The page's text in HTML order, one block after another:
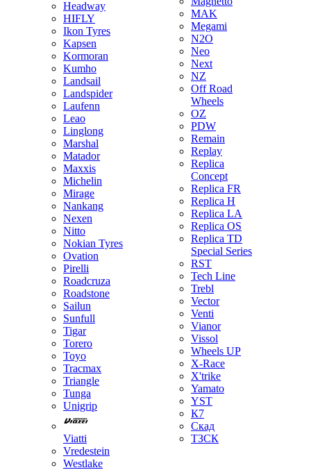
Headway
HIFLY
Ikon Tyres
Kapsen
Kormoran
Kumho
Landsail
Landspider
Laufenn
Leao
Linglong
Marshal
Matador
Maxxis
Michelin
Mirage
Nankang
Nexen
Nitto
Nokian Tyres
Ovation
Pirelli
Roadcruza
Roadstone
Sailun
Sunfull
Tigar
Torero
Toyo
Tracmax
Triangle
Tunga
Unigrip
Viatti
Vredestein
Westlake
MAK
Megami
N2O
Neo
Next
NZ
Off Road
Wheels
OZ
PDW
Remain
Replay
Replica
Concept
Replica FR
Replica H
Replica LA
Replica OS
Replica TD
Special Series
RST
Tech Line
Trebl
Vector
Venti
Vianor
Vissol
Wheels UP
X-Race
X'trike
Yamato
YST
К7
Скад
ТЗСК